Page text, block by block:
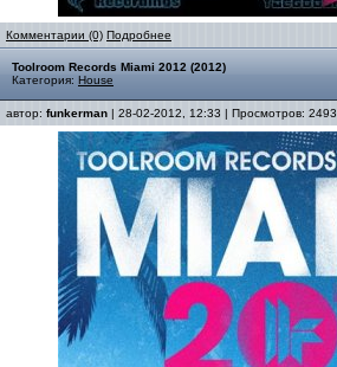
Комментарии (0) Подробнее
Toolroom Records Miami 2012 (2012)
Категория: House
автор: funkerman | 28-02-2012, 12:33 | Просмотров: 2493